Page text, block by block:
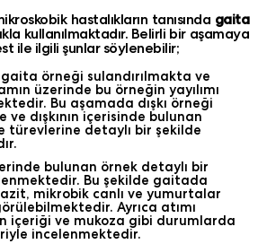
hastalıkların tanısında gaita
kullanılmaktadır. Belirli bir aşamaya
ile ilgili şunlar söylenebilir;
örneği sulandırılmakta ve
üzerinde bu örneğin yayılımı
Bu aşamada dışkı örneği
dışkının içerisinde bulunan
türevlerine detaylı bir şekilde
bulunan örnek detaylı bir
Bu şekilde gaitada
mikrobik canlı ve yumurtalar
Ayrıca atımı
içeriği ve mukoza gibi durumlarda
incelenmektedir.